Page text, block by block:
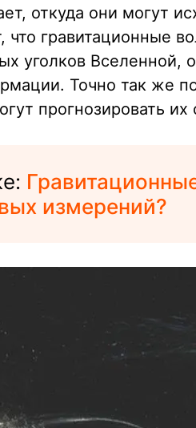
откуда они могут
что гравитационные
уголков Вселенной,
Точно так же
прогнозировать
измерений?